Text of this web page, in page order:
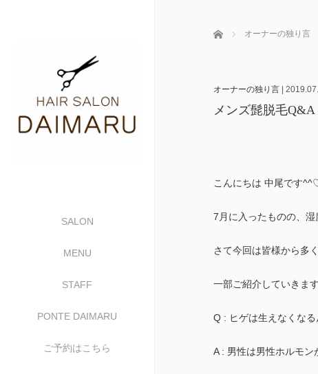
SALON
MENU
STAFF
PONTE DAIMARU
ご予約はこちら
ホーム オーナーの独り言
オーナーの独り言|
メンズ髭脱毛Q&A
こんにちは 中尾です
7月に入ったものの、
さて今回は皆様から多
一部ご紹介していきます
Q : ヒゲは生えなくなる
A : 男性は男性ホルモン